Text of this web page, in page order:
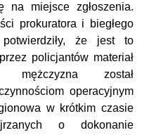
na miejsce zgłoszenia.
prokuratora i biegłego
że jest to
policjantów materiał
został
operacyjnym
w krótkim czasie
o dokonanie